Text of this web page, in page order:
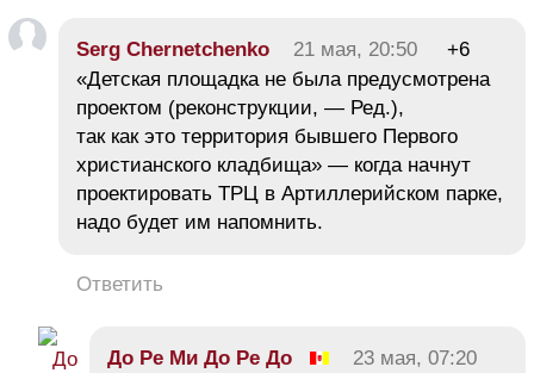
Serg Chernetchenko 21 мая, 20:50
+6
«Детская площадка не была предусмотрена
проектом (реконструкции, — Ред.),
так как это территория бывшего Первого
христианского кладбища» — когда начнут
проектировать ТРЦ в Артиллерийском парке,
надо будет им напомнить.
Ответить
До Ре Ми До Ре До
23 мая, 07:20